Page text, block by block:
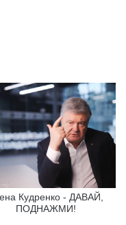
Кудренко - ДАВАЙ,
ПОДНАЖМИ!